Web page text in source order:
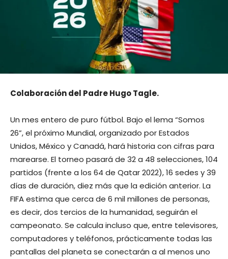
Colaboración del Padre Hugo Tagle.
Un mes entero de puro fútbol. Bajo el lema “Somos
26”, el próximo Mundial, organizado por Estados
Unidos, México y Canadá, hará historia con cifras para
marearse. El torneo pasará de 32 a 48 selecciones, 104
partidos (frente a los 64 de Qatar 2022), 16 sedes y 39
días de duración, diez más que la edición anterior. La
FIFA estima que cerca de 6 mil millones de personas,
es decir, dos tercios de la humanidad, seguirán el
campeonato. Se calcula incluso que, entre televisores,
computadores y teléfonos, prácticamente todas las
pantallas del planeta se conectarán a al menos uno